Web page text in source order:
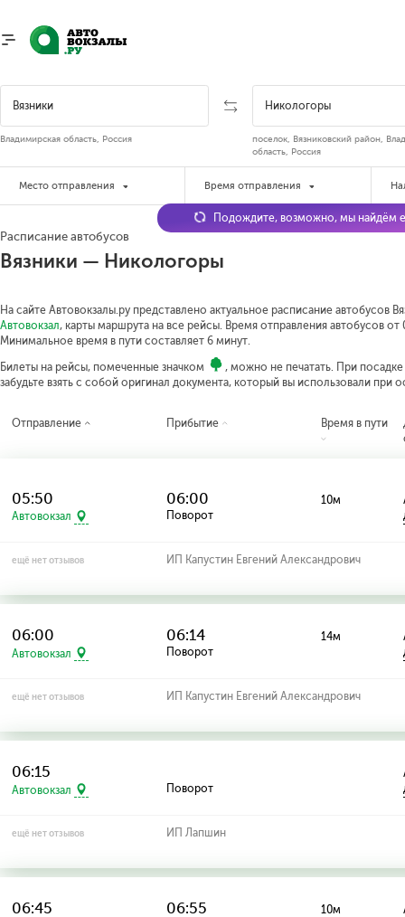
Владимирская область, Россия
поселок, Вязниковский район,
область, Россия
Место отправления Время отправления
Расписание автобусов
Вязники — Никологоры
На сайте Автовокзалы.ру представлено актуальное расписание автобусов
Автовокзал, карты маршрута на все рейсы. Время отправления автобусов от
Минимальное время в пути составляет 6 минут.
Билеты на рейсы, помеченные значком
, можно не печатать. При
забудьте взять с собой оригинал документа, который вы использовали при
Подождите, возможно, мы найдём
Отправление Прибытие Время в пути
05:50
Автовокзал
06:00
Поворот
10м
ещё нет отзывов ИП Капустин Евгений Александрович
06:00
Автовокзал
06:14
Поворот
14м
ещё нет отзывов ИП Капустин Евгений Александрович
06:15
Автовокзал Поворот
ещё нет отзывов ИП Лапшин
06:45 06:55 10м